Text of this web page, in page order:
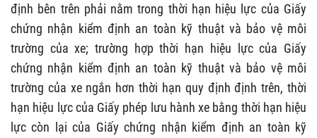
định bên trên phải nằm trong thời hạn hiệu lực của Giấy
chứng nhận kiểm định an toàn kỹ thuật và bảo vệ môi
trường của xe; trường hợp thời hạn hiệu lực của Giấy
chứng nhận kiểm định an toàn kỹ thuật và bảo vệ môi
trường của xe ngắn hơn thời hạn quy định định trên, thời
hạn hiệu lực của Giấy phép lưu hành xe bằng thời hạn hiệu
lực còn lại của Giấy chứng nhận kiểm định an toàn kỹ